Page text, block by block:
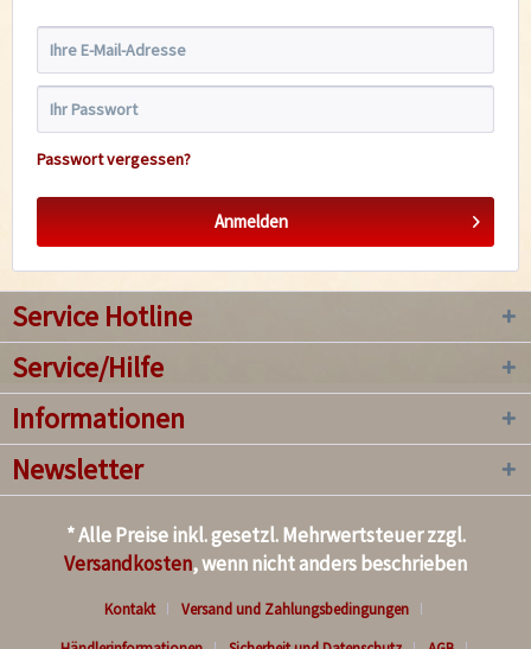
Passwort vergessen?
Anmelden
Service Hotline
Service/Hilfe
Informationen
Newsletter
* Alle Preise inkl. gesetzl. Mehrwertsteuer zzgl.
Versandkosten, wenn nicht anders beschrieben
Kontakt
Versand und Zahlungsbedingungen